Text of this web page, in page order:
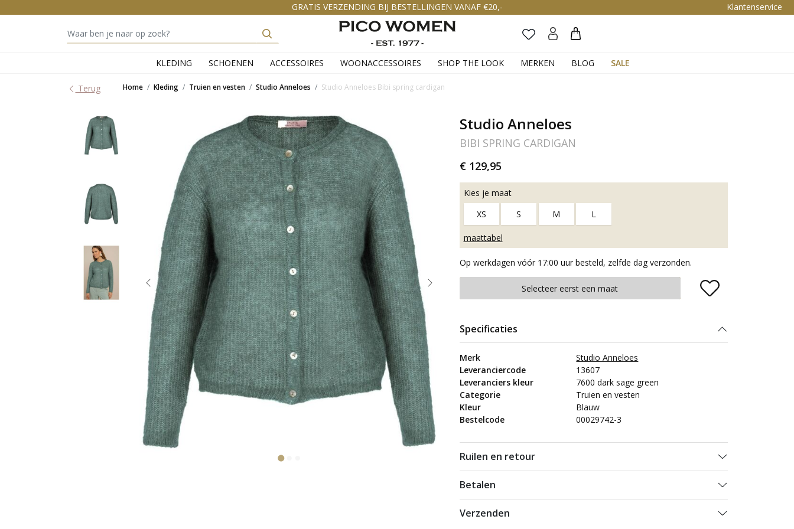
GRATIS VERZENDING BIJ BESTELLINGEN VANAF €20,- Klantenservice
KLEDING SCHOENEN ACCESSOIRES WOONACCESSOIRES SHOP THE LOOK MERKEN BLOG SALE
Zoeken
Terug Home Kleding Truien en vesten Studio Anneloes Studio Anneloes Bibi spring cardigan
Studio Anneloes
BIBI SPRING CARDIGAN
€ 129,95
Kies je maat
XS
S M L
maattabel
Op werkdagen vóór 17:00 uur besteld, zelfde dag verzonden.
Plaats in winkelmand
Selecteer eerst een maat
Specificaties
Merk
Studio Anneloes
Leveranciercode
13607
Leveranciers kleur
7600 dark sage green
Categorie
Truien en vesten
Kleur
Blauw
Bestelcode
00029742-3
Ruilen en retour
Betalen
Verzenden